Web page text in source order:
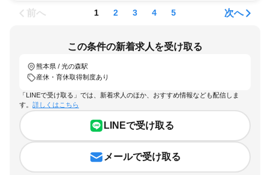
前へ 1 2 3 4 5 次へ
この条件の新着求人を受け取る
熊本県 / 光の森駅
産休・育休取得制度あり
「LINEで受け取る」では、新着求人のほか、おすすめ情報なども配信しま
す。 詳しくはこちら
LINEで受け取る
メールで受け取る